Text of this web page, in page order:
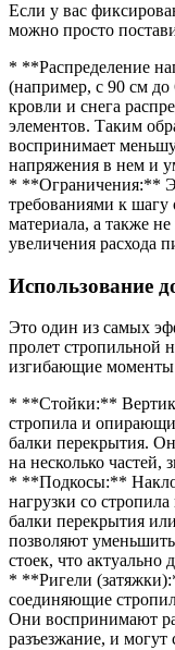
Если у вас
можно просто
* **Распределение
(например, с 90 см до
кровли и снега
элементов. Таким
воспринимает
напряжения в нем и
* **Ограничения:**
требованиями к шагу
материала, а также
увеличения расхода
Использование
Это один из самых
пролет стропильной
изгибающие
* **Стойки:**
стропила и
балки перекрытия.
на несколько частей,
* **Подкосы:**
нагрузки со
балки перекрытия
позволяют
стоек, что актуально
* **Ригели
соединяющие
Они воспринимают
разъезжание, и